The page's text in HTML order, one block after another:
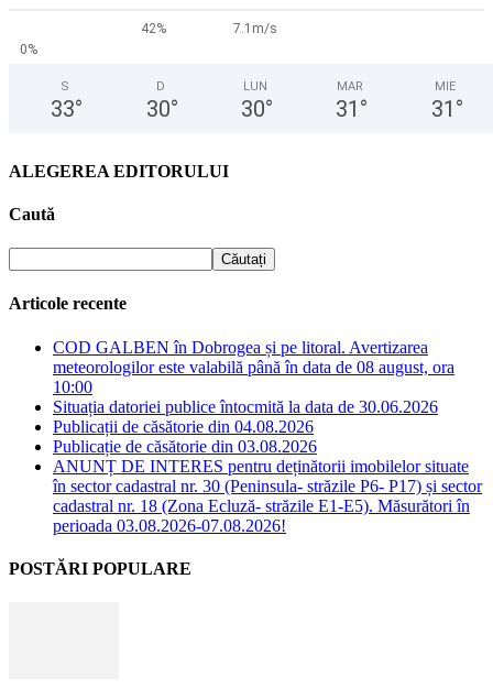
42%
7.1m/s
0%
S
33°
D
30°
LUN
30°
MAR
31 °
MIE
31 °
ALEGEREA EDITORULUI
Caută
Articole recente
COD GALBEN în Dobrogea și pe litoral. Avertizarea
meteorologilor este valabilă până în data de 08 august, ora
10:00
Situația datoriei publice întocmită la data de 30.06.2026
Publicații de căsătorie din 04.08.2026
Publicație de căsătorie din 03.08.2026
ANUNȚ DE INTERES pentru deținătorii imobilelor situate
în sector cadastral nr. 30 (Peninsula- străzile P6- P17) și sector
cadastral nr. 18 (Zona Ecluză- străzile E1-E5). Măsurători în
perioada 03.08.2026-07.08.2026!
POSTĂRI POPULARE